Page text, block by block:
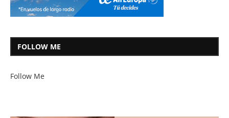
FOLLOW ME
Follow Me